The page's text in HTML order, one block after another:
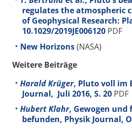
regulates the atmospheric
of Geophysical Research:
10.1029/2019JE006120 PDF
New Horizons(NASA)
Weitere Beiträge
Harald Krüger, Pluto voll im
Journal, Juli 2016, S. 20 PDF
Hubert Klahr, Gewogen und
befunden, Physik Journal,